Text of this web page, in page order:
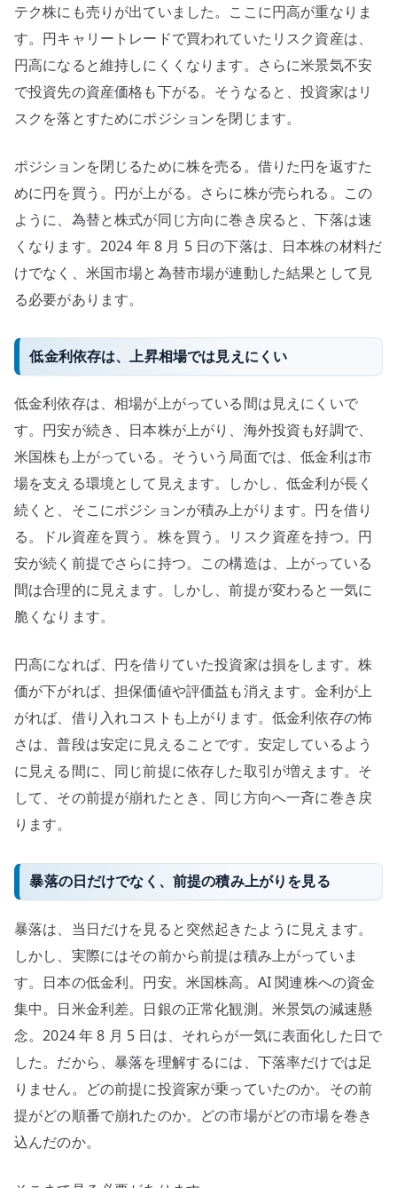
テク株にも売りが出ていました。ここに円高が重なりま
す。円キャリートレードで買われていたリスク資産は、
円高になると維持しにくくなります。さらに米景気不安
で投資先の資産価格も下がる。そうなると、投資家はリ
スクを落とすためにポジションを閉じます。
ポジションを閉じるために株を売る。借りた円を返すた
めに円を買う。円が上がる。さらに株が売られる。この
ように、為替と株式が同じ方向に巻き戻ると、下落は速
くなります。2024 年 8 月 5 日の下落は、日本株の材料だ
けでなく、米国市場と為替市場が連動した結果として見
る必要があります。
低金利依存は、上昇相場では見えにくい
低金利依存は、相場が上がっている間は見えにくいで
す。円安が続き、日本株が上がり、海外投資も好調で、
米国株も上がっている。そういう局面では、低金利は市
場を支える環境として見えます。しかし、低金利が長く
続くと、そこにポジションが積み上がります。円を借り
る。ドル資産を買う。株を買う。リスク資産を持つ。円
安が続く前提でさらに持つ。この構造は、上がっている
間は合理的に見えます。しかし、前提が変わると一気に
脆くなります。
円高になれば、円を借りていた投資家は損をします。株
価が下がれば、担保価値や評価益も消えます。金利が上
がれば、借り入れコストも上がります。低金利依存の怖
さは、普段は安定に見えることです。安定しているよう
に見える間に、同じ前提に依存した取引が増えます。そ
して、その前提が崩れたとき、同じ方向へ一斉に巻き戻
ります。
暴落の日だけでなく、前提の積み上がりを見る
暴落は、当日だけを見ると突然起きたように見えます。
しかし、実際にはその前から前提は積み上がっていま
す。日本の低金利。円安。米国株高。AI 関連株への資金
集中。日米金利差。日銀の正常化観測。米景気の減速懸
念。2024 年 8 月 5 日は、それらが一気に表面化した日で
した。だから、暴落を理解するには、下落率だけでは足
りません。どの前提に投資家が乗っていたのか。その前
提がどの順番で崩れたのか。どの市場がどの市場を巻き
込んだのか。